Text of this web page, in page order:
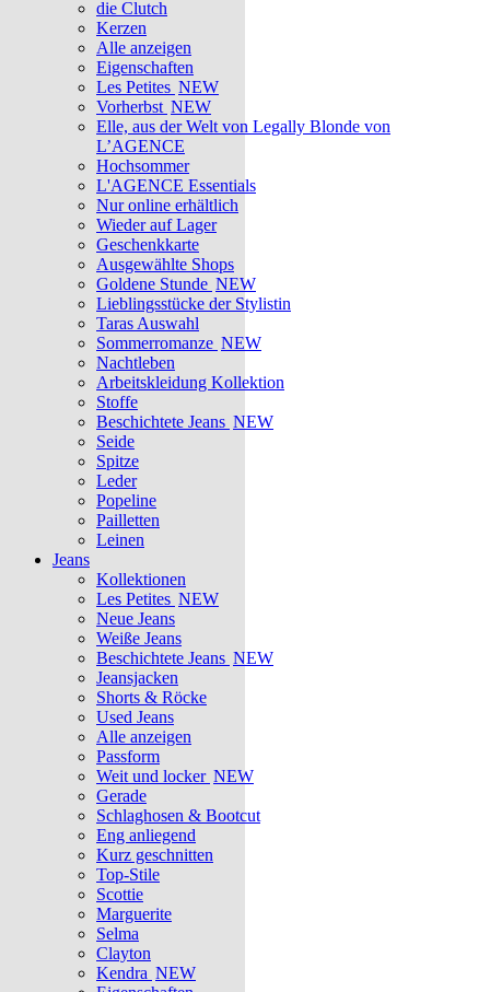
die Clutch
Kerzen
Alle anzeigen
Eigenschaften
Les Petites NEW
Vorherbst NEW
Elle, aus der Welt von Legally Blonde von
L’AGENCE
Hochsommer
L'AGENCE Essentials
Nur online erhältlich
Wieder auf Lager
Geschenkkarte
Ausgewählte Shops
Goldene Stunde NEW
Lieblingsstücke der Stylistin
Taras Auswahl
Sommerromanze NEW
Nachtleben
Arbeitskleidung Kollektion
Stoffe
Beschichtete Jeans NEW
Seide
Spitze
Leder
Popeline
Pailletten
Leinen
Jeans
Kollektionen
Les Petites NEW
Neue Jeans
Weiße Jeans
Beschichtete Jeans NEW
Jeansjacken
Shorts & Röcke
Used Jeans
Alle anzeigen
Passform
Weit und locker NEW
Gerade
Schlaghosen & Bootcut
Eng anliegend
Kurz geschnitten
Top-Stile
Scottie
Marguerite
Selma
Clayton
Kendra NEW